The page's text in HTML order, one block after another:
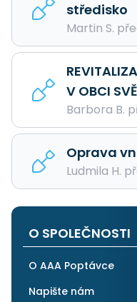
středisko
Martin S.
V OBCI
Barbora B.
Oprava
Ludmila H.
O SPOLEČNOSTI
O AAA Poptávce
Napište nám